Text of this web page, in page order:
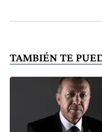
TAMBIÉN TE